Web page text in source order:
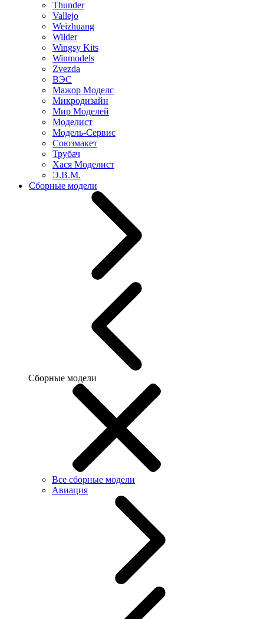
Thunder
Vallejo
Weizhuang
Wilder
Wingsy Kits
Winmodels
Zvezda
ВЭС
Мажор Моделс
Микродизайн
Мир Моделей
Моделист
Модель-Сервис
Союзмакет
Трубач
Хася Моделист
Э.В.М.
Сборные модели
Сборные модели
Все сборные модели
Авиация